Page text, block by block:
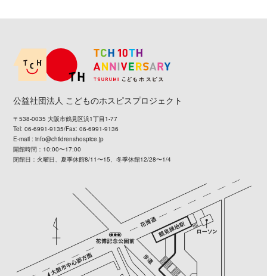
公益社団法人 こどものホスピスプロジェクト
〒538-0035 大阪市鶴見区浜1丁目1-77
Tel: 06-6991-9135/Fax: 06-6991-9136
E-mail :info@childrenshospice.jp
開館時間：10:00〜17:00
閉館日：火曜日、夏季休館8/11〜15、冬季休館12/28〜1/4